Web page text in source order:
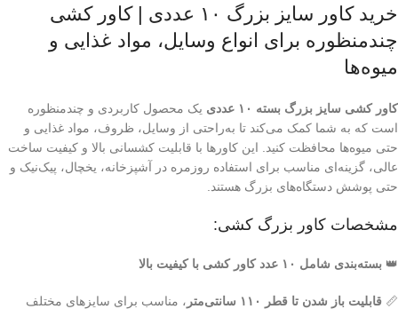
خرید کاور سایز بزرگ ۱۰ عددی | کاور کشی
چندمنظوره برای انواع وسایل، مواد غذایی و
میوه‌ها
کاور کشی سایز بزرگ بسته ۱۰ عددی
یک محصول کاربردی و چندمنظوره
است که به شما کمک می‌کند تا به‌راحتی از وسایل، ظروف، مواد غذایی و
حتی میوه‌ها محافظت کنید. این کاورها با قابلیت کشسانی بالا و کیفیت ساخت
عالی، گزینه‌ای مناسب برای استفاده روزمره در آشپزخانه، یخچال، پیک‌نیک و
حتی پوشش دستگاه‌های بزرگ هستند.
مشخصات کاور بزرگ کشی:
👑 بسته‌بندی شامل ۱۰ عدد کاور کشی با کیفیت بالا
📏 قابلیت باز شدن تا قطر ۱۱۰ سانتی‌متر ، مناسب برای سایزهای مختلف